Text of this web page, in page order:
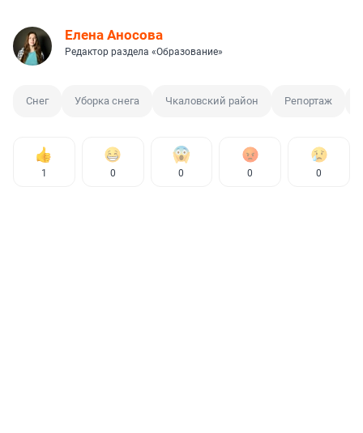
Елена Аносова
Редактор раздела «Образование»
Снег Уборка снега Чкаловский район Репортаж
1 0 0 0 0